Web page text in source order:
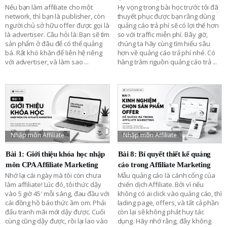
Nếu bạn làm affiliate cho một
network, thì bạn là publisher, còn
người chủ sở hữu offer được gọi là
là advertiser. Câu hỏi là: Bạn sẽ tìm
sản phẩm ở đâu để có thể quảng
bá. Rất khó khăn để liên hệ riêng
với advertiser, và làm sao ...
Hy vọng trong bài học trước tôi đã
thuyết phục được bạn rằng dùng
quảng cáo trả phí sẽ có lợi thế hơn
so với traffic miễn phí. Bây giờ,
chúng ta hãy cùng tìm hiểu sâu
hơn về quảng cáo trả phí nhé. Có
hàng trăm nguồn quảng cáo trả ...
Nhập môn Affiliate
Bài 1: Giới thiệu khóa học nhập
môn CPA Affiliate Marketing
Nhớ lại cái ngày mà tôi còn chưa
làm affiliate! Lúc đó, tôi thức dậy
vào 5 giờ 45′ mỗi sáng, đau đầu với
cái đồng hồ báo thức ầm om. Phải
đấu tranh mãi mới dậy được. Cuối
cùng cũng dậy được, rồi lại lao vào
Nhập môn Affiliate
Bài 8: Bí quyết thiết kế quảng
cáo trong Affiliate Marketing
Mẫu quảng cáo là cánh cổng của
chiến dịch Affiliate. Bởi vì nếu
không có ai click vào quảng cáo, thì
lading page, offers, và tất cả phần
còn lại sẽ không phát huy tác
dụng. Hãy nhớ rằng, đây không